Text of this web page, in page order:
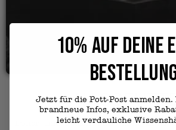
Döner mit Gockel oder doch lieber
10% AUF DEINE
Jetzt für die Pott-Post anmelden.
brandneue Infos, exklusive
leicht verdauliche